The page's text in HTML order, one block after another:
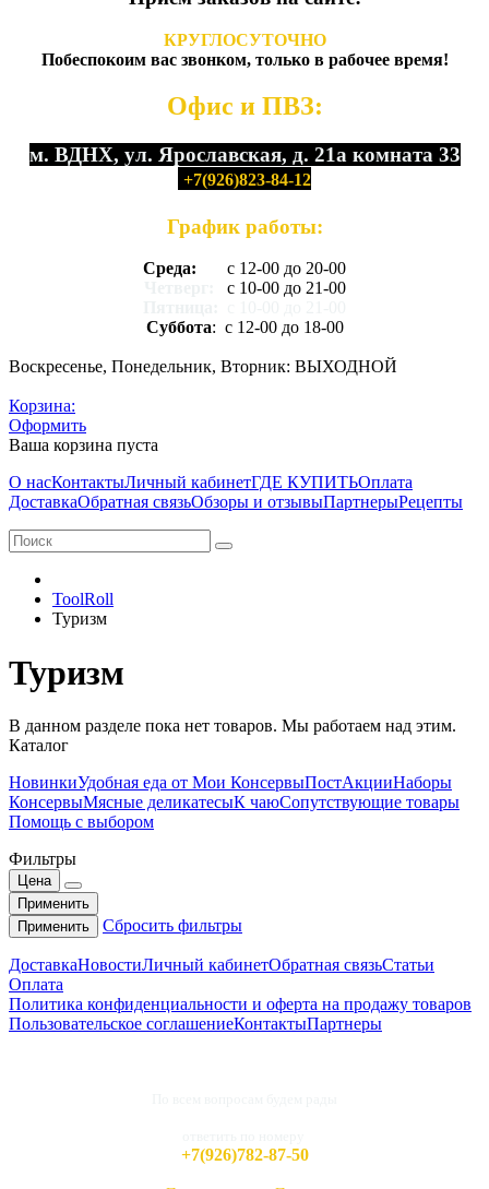
КРУГЛОСУТОЧНО
Побеспокоим вас звонком, только в рабочее время!
Офис и ПВЗ:
м. ВДНХ, ул. Ярославская, д. 21а комната 33
+7(926)823-84-12
График работы:
Среда: с 12-00 до 20-00
с 10-00 до 21-00
Суббота: с 12-00 до 18-00
Воскресенье, Понедельник, Вторник: ВЫХОДНОЙ
Корзина:
Оформить
Ваша корзина пуста
О насКонтактыЛичный кабинетГДЕ КУПИТЬОплата
ДоставкаОбратная связьОбзоры и отзывыПартнерыРецепты
ToolRoll
Туризм
Туризм
В данном разделе пока нет товаров. Мы работаем над этим.
Каталог
НовинкиУдобная еда от Мои КонсервыПостАкцииНаборы
КонсервыМясные деликатесыК чаюСопутствующие товары
Помощь с выбором
Фильтры
Цена
Применить
Применить
Сбросить фильтры
ДоставкаНовостиЛичный кабинетОбратная связьСтатьи
Оплата
Политика конфиденциальности и оферта на продажу товаров
Пользовательское соглашениеКонтактыПартнеры
+7(926)782-87-50